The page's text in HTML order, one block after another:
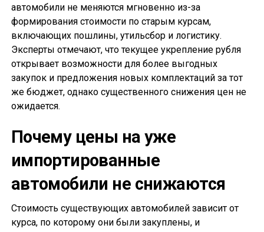
автомобили не меняются мгновенно из-за
формирования стоимости по старым курсам,
включающих пошлины, утильсбор и логистику.
Эксперты отмечают, что текущее укрепление рубля
открывает возможности для более выгодных
закупок и предложения новых комплектаций за тот
же бюджет, однако существенного снижения цен не
ожидается.
Почему цены на уже
импортированные
автомобили не снижаются
Стоимость существующих автомобилей зависит от
курса, по которому они были закуплены, и